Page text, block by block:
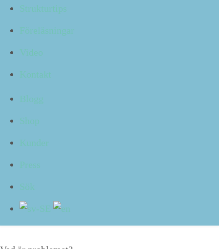
Strukturtips
Föreläsningar
Video
Kontakt
Blogg
Shop
Kunder
Press
Sök
pär­mar och pap­per som man inte län­gre behöver och
det är en helt annan sak att veta vad man kan göra sig
av med och inte.
För, tänk om vi slänger något som vi ändå
skulle behöva?
Visst, det är klart att vi kan gå igenom hela bokhyl­lan
pärm för pärm, flik för flik och blad för blad, men när
har vi egentli­gen tid att göra ett sådant grundligt
annat än när vi skulle kun­na vara ledi­ga istället?
Idag ska du få lära dig en enkel teknik för att utan
ansträngn­ing se vilket mate­r­i­al du använ­der och vilket
du med gott samvete kan slip­pa framöver.